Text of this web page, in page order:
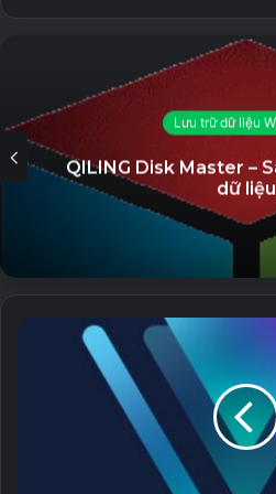
AutoPlay
Menu phát tự
19 September,
GiliSoft
– Ghi đĩa CD/
7 September,
Unlocked) –
5 September,
Eltima USB
Phần mềm hỗ
qua Internet
23 August, 2023
Lưu trữ dữ liệu
QILING Disk Master –
dữ liệu